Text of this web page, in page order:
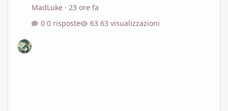
MadLuke · 23 ore fa
0 risposte
63 visualizzazioni